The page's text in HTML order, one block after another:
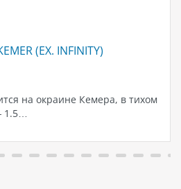
(EX. INFINITY)
на окраине Кемера, в тихом